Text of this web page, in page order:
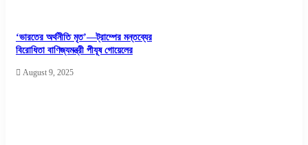
‘ভারতের অর্থনীতি মৃত’—ট্রাম্পের মন্তব্যের
বিরোধিতা বাণিজ্যমন্ত্রী পীযূষ গোয়েলের
August 9, 2025